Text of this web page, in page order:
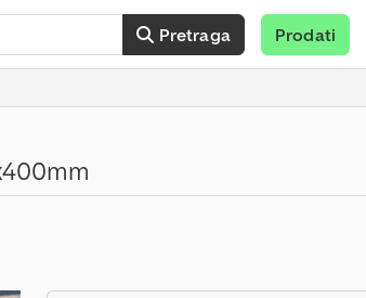
Pretraga Prodati